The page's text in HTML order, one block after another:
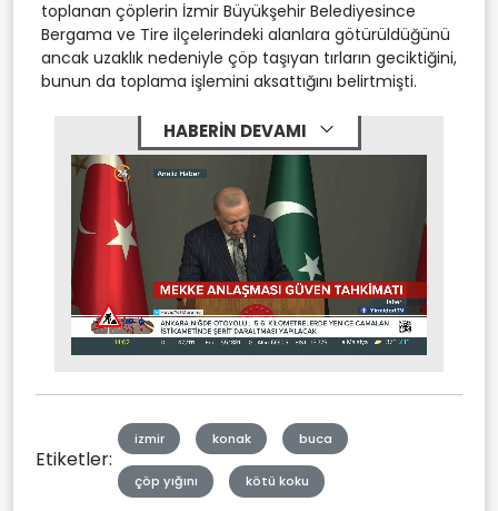
toplanan çöplerin İzmir Büyükşehir Belediyesince
Bergama ve Tire ilçelerindeki alanlara götürüldüğünü
ancak uzaklık nedeniyle çöp taşıyan tırların geciktiğini,
bunun da toplama işlemini aksattığını belirtmişti.
HABERİN DEVAMI
Mute Stream
Etiketler:
izmir konak buca
çöp yığını kötü koku